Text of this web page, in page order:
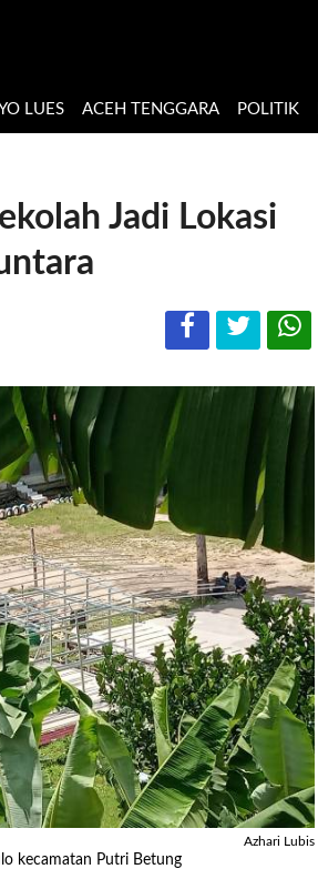
LUES ACEH TENGGARA POLITIK
Jadi Lokasi
Azhari Lubis
kecamatan Putri Betung